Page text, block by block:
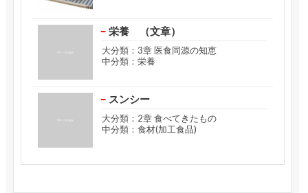
栄養 （文章）
大分類：3章 医食同源の知恵
中分類：栄養
スンシー
大分類：2章 食べてきたもの
中分類：食材(加工食品)